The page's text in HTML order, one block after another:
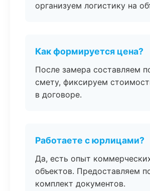
организуем логистику на
Как формируется цена?
После замера составляем
смету, фиксируем
в договоре.
Работаете с юрлицами?
Да, есть опыт
объектов. Предоставляем
комплект документов.